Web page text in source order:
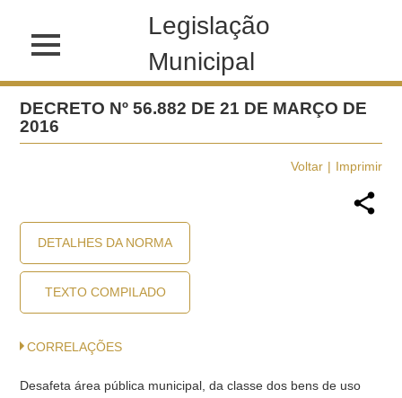
Legislação
Municipal
DECRETO Nº 56.882 DE 21 DE MARÇO DE
2016
Voltar Imprimir
DETALHES DA NORMA
TEXTO COMPILADO
CORRELAÇÕES
Desafeta área pública municipal, da classe dos bens de uso